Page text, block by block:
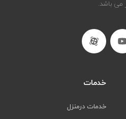
می باشد.
خدمات
خدمات درمنزل